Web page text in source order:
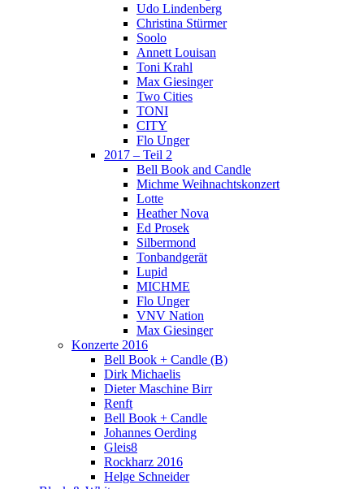
Udo Lindenberg
Christina Stürmer
Soolo
Annett Louisan
Toni Krahl
Max Giesinger
Two Cities
TONI
CITY
Flo Unger
2017 – Teil 2
Bell Book and Candle
Michme Weihnachtskonzert
Lotte
Heather Nova
Ed Prosek
Silbermond
Tonbandgerät
Lupid
MICHME
Flo Unger
VNV Nation
Max Giesinger
Konzerte 2016
Bell Book + Candle (B)
Dirk Michaelis
Dieter Maschine Birr
Renft
Bell Book + Candle
Johannes Oerding
Gleis8
Rockharz 2016
Helge Schneider